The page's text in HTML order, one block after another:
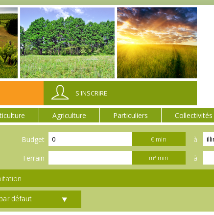
S'INSCRIRE
Agriculture Particuliers Collectivités
Budget € min à
Terrain m² min à
défaut